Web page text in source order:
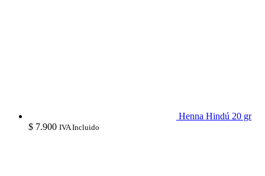
Henna Hindú 20 gr
$ 7.900 IVA Incluido